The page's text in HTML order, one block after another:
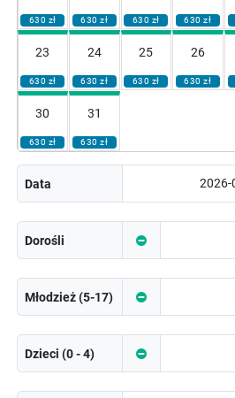
630 zł 630 zł 630 zł 630 zł
23
630 zł
24
630 zł
25
630 zł
26
630 zł
30
630 zł
31
630 zł
Data
Dorośli
Młodzież (5-17)
Dzieci (0 - 4)